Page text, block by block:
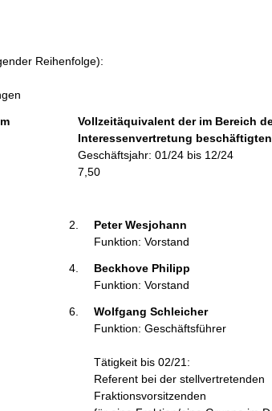
r
i
o
n
e
Reihenfolge):
Vollzeitäquivalent der im Bereich
Interessenvertretung
Geschäftsjahr: 01/24 bis 12/24
7,50
Peter Wesjohann
Funktion: Vorstand
Beckhove Philipp
Funktion: Vorstand
Wolfgang Schleicher
Funktion: Geschäftsführer
Tätigkeit bis 02/21:
Referent bei der stellvertretenden
Fraktionsvorsitzenden